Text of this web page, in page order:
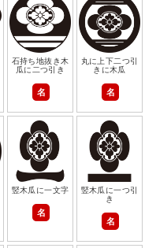
石持ち地抜き木
瓜に二つ引き
名
丸に上下二つ引
きに木瓜
名
竪木瓜に一文字
名
竪木瓜に一つ引
き
名